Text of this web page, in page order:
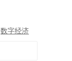
数字经济